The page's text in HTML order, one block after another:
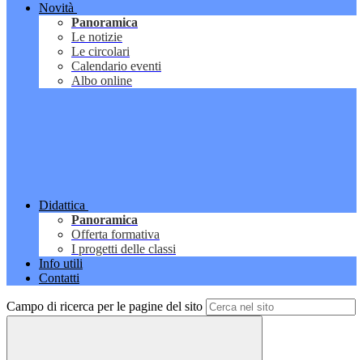
Novità
Panoramica
Le notizie
Le circolari
Calendario eventi
Albo online
Didattica
Panoramica
Offerta formativa
I progetti delle classi
Info utili
Contatti
Campo di ricerca per le pagine del sito